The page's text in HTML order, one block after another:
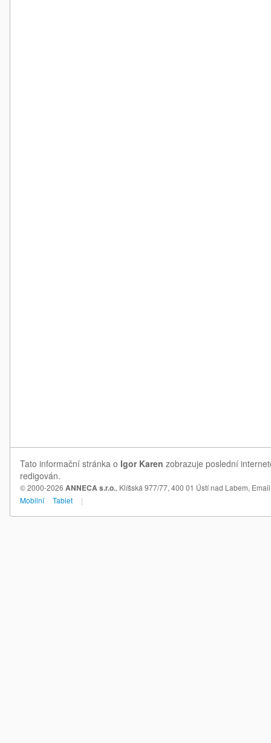
Tato informační stránka o Igor Karen zobrazuje poslední
redigován.
© 2000-2026 ANNECA s.r.o., Klíšská 977/77, 400 01 Ústí nad Labem,
Mobilní
Tablet |